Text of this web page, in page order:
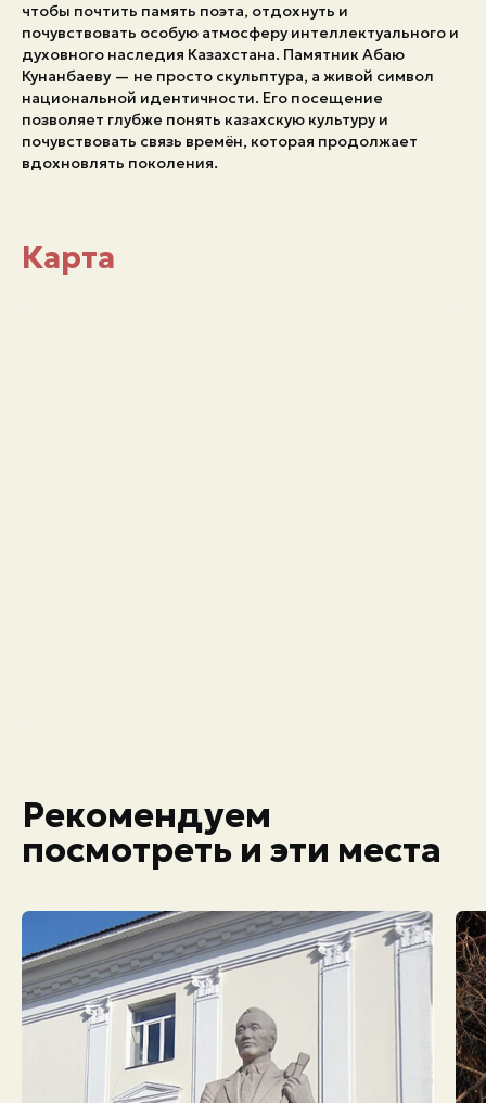
чтобы почтить память поэта, отдохнуть и
почувствовать особую атмосферу интеллектуального и
духовного наследия Казахстана. Памятник Абаю
Кунанбаеву — не просто скульптура, а живой символ
национальной идентичности. Его посещение
позволяет глубже понять казахскую культуру и
почувствовать связь времён, которая продолжает
вдохновлять поколения.
Карта
Рекомендуем
посмотреть и эти места